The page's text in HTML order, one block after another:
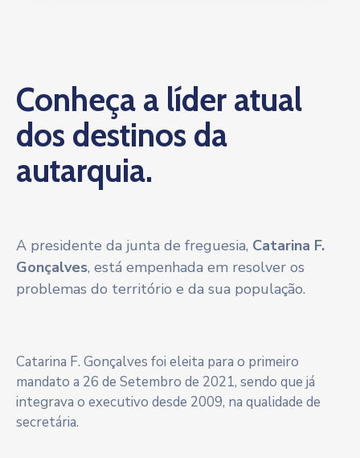
Conheça a líder atual
dos destinos da
autarquia.
A presidente da junta de freguesia, Catarina F.
Gonçalves, está empenhada em resolver os
problemas do território e da sua população.
Catarina F. Gonçalves foi eleita para o primeiro
mandato a 26 de Setembro de 2021, sendo que já
integrava o executivo desde 2009, na qualidade de
secretária.